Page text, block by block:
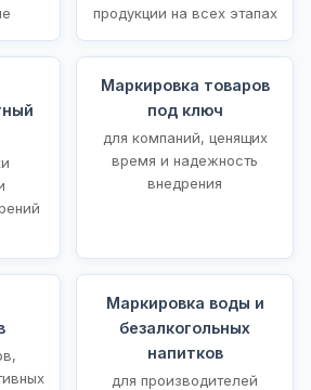
продукции на всех этапах
Маркировка товаров
под ключ
для компаний, ценящих
время и надежность
внедрения
Маркировка воды и
безалкогольных
напитков
для производителей